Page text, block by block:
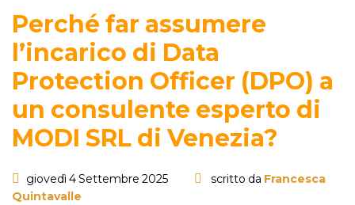
Perché far assumere
l’incarico di Data
Protection Officer (DPO) a
un consulente esperto di
MODI SRL di Venezia?
giovedì 4 Settembre 2025 scritto da Francesca
Quintavalle